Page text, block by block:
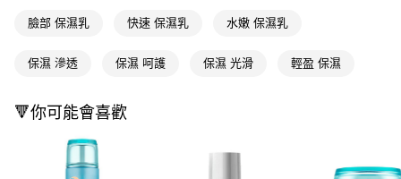
AFTEE先享後付
【關於「AFTEE先享後付」】
１．簡單：不需註冊會員、不需綁卡、不需儲值。
２．便利：只要手機號碼，簡訊認證，即可結帳。
３．安心：先確認商品／服務後，再付款。
【「AFTEE先享後付」結帳流程】
即享券
運送方式
全家取貨付款
每筆NT$65，滿NT$390(含以上)免運費
臉部 保濕乳 快速 保濕乳 水嫩 保濕乳
保濕 滲透 保濕 呵護 保濕 光滑 輕盈 保濕
🔻你可能會喜歡